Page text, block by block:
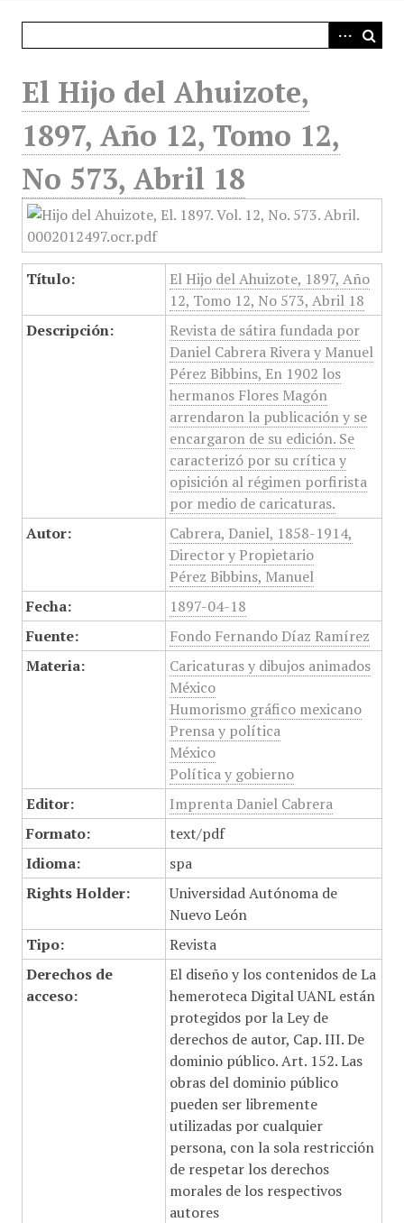
El Hijo del Ahuizote,
1897, Año 12, Tomo 12,
No 573, Abril 18
Título:
El Hijo del Ahuizote, 1897, Año
12, Tomo 12, No 573, Abril 18
Descripción:
Revista de sátira fundada por
Daniel Cabrera Rivera y Manuel
Pérez Bibbins, En 1902 los
hermanos Flores Magón
arrendaron la publicación y se
encargaron de su edición. Se
caracterizó por su crítica y
opisición al régimen porfirista
por medio de caricaturas.
Autor:
Cabrera, Daniel, 1858-1914,
Director y Propietario
Pérez Bibbins, Manuel
Fecha:
1897-04-18
Fuente:
Fondo Fernando Díaz Ramírez
Materia:
Caricaturas y dibujos animados
México
Humorismo gráfico mexicano
Prensa y política
México
Política y gobierno
Editor:
Imprenta Daniel Cabrera
Formato:
text/pdf
Idioma:
spa
Rights Holder:
Universidad Autónoma de
Nuevo León
Tipo:
Revista
Derechos de
acceso:
El diseño y los contenidos de La
hemeroteca Digital UANL están
protegidos por la Ley de
derechos de autor, Cap. III. De
dominio público. Art. 152. Las
obras del dominio público
pueden ser libremente
utilizadas por cualquier
persona, con la sola restricción
de respetar los derechos
morales de los respectivos
autores